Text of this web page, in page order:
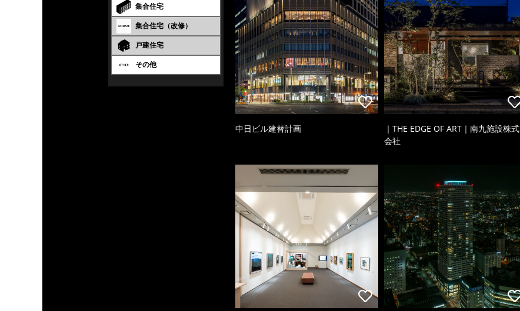
集合住宅
集合住宅（改修）
戸建住宅
その他
中日ビル建替計画
｜THE EDGE OF ART｜南九施設株式
会社